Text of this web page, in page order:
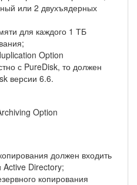
или 2 двухъядерных
для каждого 1 ТБ
Option
с PureDisk, то должен
версии 6.6.
Option
должен входить
Active Directory;
копирования